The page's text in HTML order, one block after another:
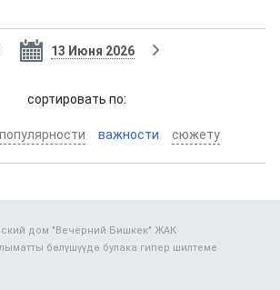
13 Июня 2026
cортировать по:
популярности важности сюжету
дом "Вечерний Бишкек" ЖАК
бөлүшүүдө булака гипер шилтеме